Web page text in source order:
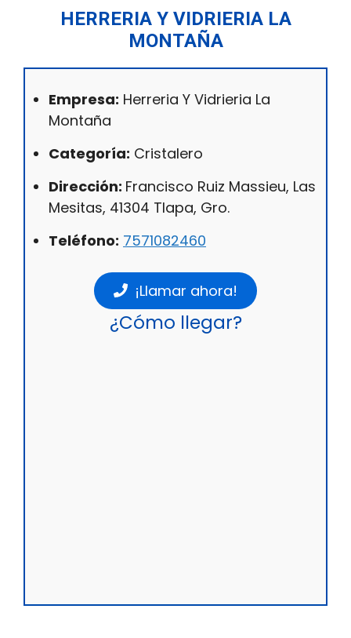
HERRERIA Y VIDRIERIA LA
MONTAÑA
Empresa: Herreria Y Vidrieria La
Montaña
Categoría: Cristalero
Dirección: Francisco Ruiz Massieu, Las
Mesitas, 41304 Tlapa, Gro.
Teléfono: 7571082460
¡Llamar ahora!
¿Cómo llegar?